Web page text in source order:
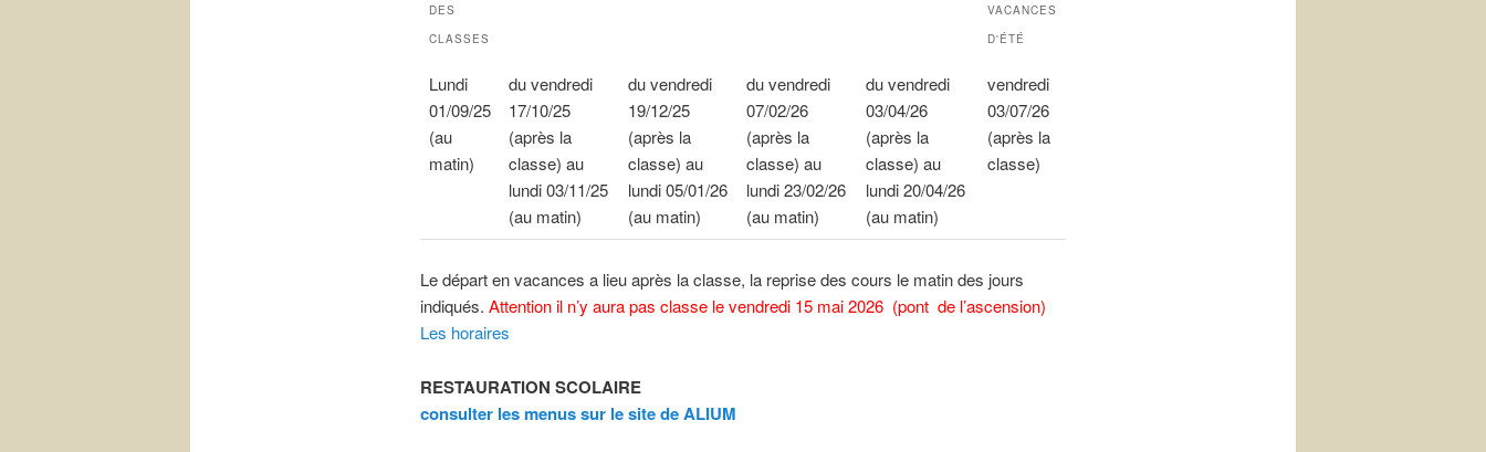
DES
CLASSES
VACANCES
D'ÉTÉ
Lundi
01/09/25
(au
matin)
du vendredi
17/10/25
(après la
classe) au
lundi 03/11/25
(au matin)
du vendredi
19/12/25
(après la
classe) au
lundi 05/01/26
(au matin)
du vendredi
07/02/26
(après la
classe) au
lundi 23/02/26
(au matin)
du vendredi
03/04/26
(après la
classe) au
lundi 20/04/26
(au matin)
vendredi
03/07/26
(après la
classe)
Le départ en vacances a lieu après la classe, la reprise des cours le matin des jours
indiqués. Attention il n’y aura pas classe le vendredi 15 mai 2026 (pont de l’ascension)
Les horaires
RESTAURATION SCOLAIRE
consulter les menus sur le site de ALIUM